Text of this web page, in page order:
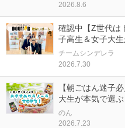
2026.8.6
確認中【Z世代は
子高生＆女子大
チームシンデレラ
2026.7.30
【朝ごはん迷子
大生が本気で選ぶ
のん
2026.7.23